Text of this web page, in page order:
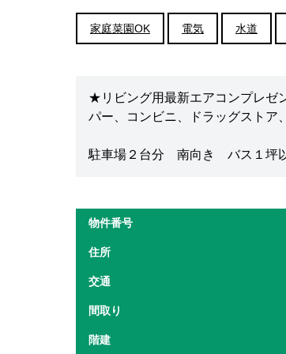
家庭菜園OK 電気 水道
★リビング用最新エアコンプレ
パー、コンビニ、ドラッグストア
駐車場２台分 南向き バス１坪
物件番号
住所
交通
間取り
階建